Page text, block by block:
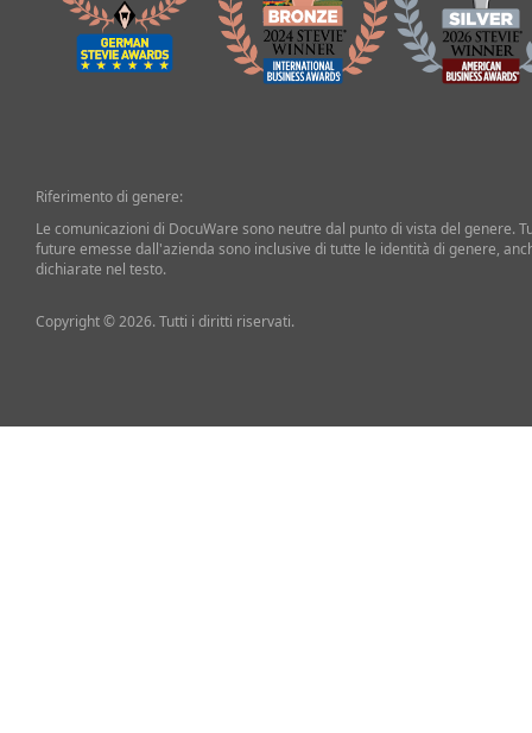
Riferimento di genere:
Le comunicazioni di DocuWare sono neutre dal punto di vista del genere.
future emesse dall'azienda sono inclusive di tutte le identità di genere,
dichiarate nel testo.
Copyright © 2026. Tutti i diritti riservati.